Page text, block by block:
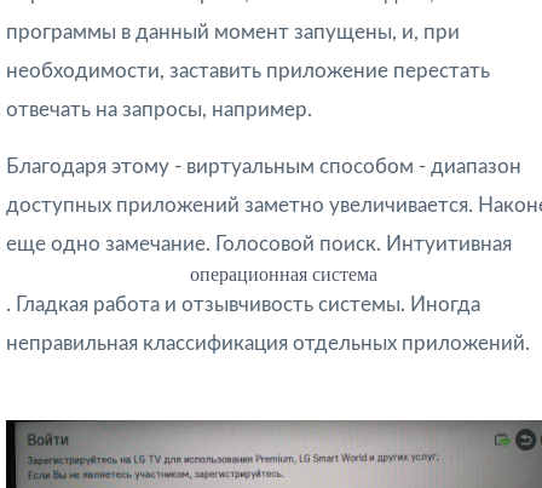
программы в данный момент запущены, и, при
необходимости, заставить приложение перестать
отвечать на запросы, например.
Благодаря этому - виртуальным способом - диапазон
доступных приложений заметно увеличивается.
еще одно замечание. Голосовой поиск. Интуитивная
операционная система
. Гладкая работа и отзывчивость системы. Иногда
неправильная классификация отдельных приложений.